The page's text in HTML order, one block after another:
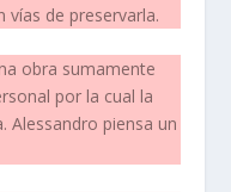
vías de preservarla.
obra sumamente
por la cual la
Alessandro piensa un